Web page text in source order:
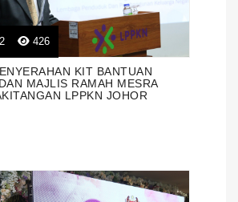
426
KIT BANTUAN
MAJLIS RAMAH MESRA
LPPKN JOHOR